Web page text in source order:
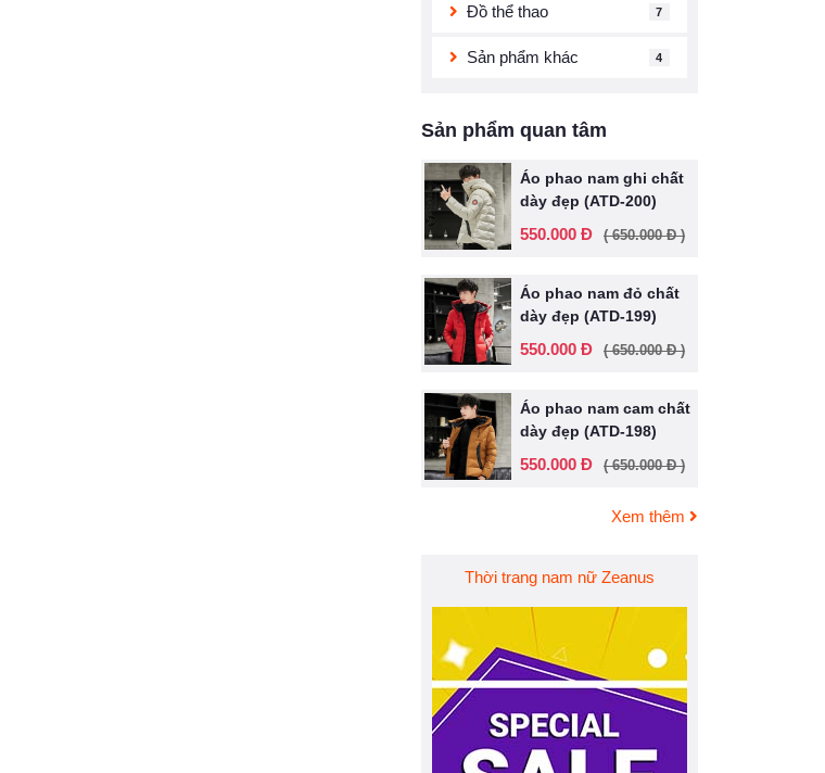
Đồ thể thao 7
Sản phẩm khác 4
Sản phẩm quan tâm
Áo phao nam ghi chất
dày đẹp (ATD-200)
550.000 Đ ( 650.000 Đ )
Áo phao nam đỏ chất
dày đẹp (ATD-199)
550.000 Đ ( 650.000 Đ )
Áo phao nam cam chất
dày đẹp (ATD-198)
550.000 Đ ( 650.000 Đ )
Xem thêm
Thời trang nam nữ Zeanus